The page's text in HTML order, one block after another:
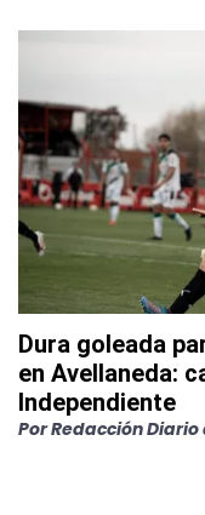
Dura goleada
en Avellaneda:
Independiente
PorRedacción Diario